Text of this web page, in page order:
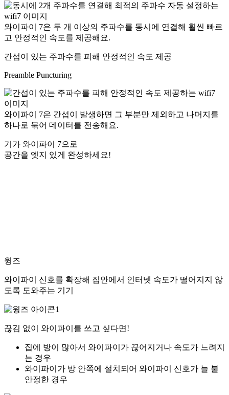
와이파이 7은 두 개 이상의 주파수를 동시에 연결해 훨씬 빠르
고 안정적인 속도를 제공해요.
간섭이 있는 주파수를 피해 안정적인 속도 제공
Preamble Puncturing
와이파이 7은 간섭이 발생하면 그 부분만 제외하고 나머지를
하나로 묶어 데이터를 전송해요.
기가 와이파이 7으로
공간을 엣지 있게 완성하세요!
윙즈
와이파이 신호를 확장해 집안에서 인터넷 속도가 떨어지지 않
도록 도와주는 기기
끊김 없이 와이파이를 쓰고 싶다면!
집에 방이 많아서 와이파이가 끊어지거나 속도가 느려지
는 경우
와이파이가 방 안쪽에 설치되어 와이파이 신호가 늘 불
안정한 경우